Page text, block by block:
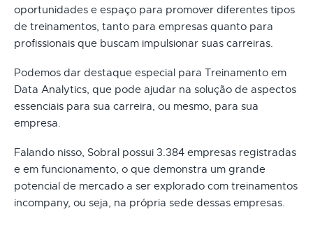
oportunidades e espaço para promover diferentes tipos
de treinamentos, tanto para empresas quanto para
profissionais que buscam impulsionar suas carreiras.
Podemos dar destaque especial para Treinamento em
Data Analytics, que pode ajudar na solução de aspectos
essenciais para sua carreira, ou mesmo, para sua
empresa.
Falando nisso, Sobral possui 3.384 empresas registradas
e em funcionamento, o que demonstra um grande
potencial de mercado a ser explorado com treinamentos
incompany, ou seja, na própria sede dessas empresas.